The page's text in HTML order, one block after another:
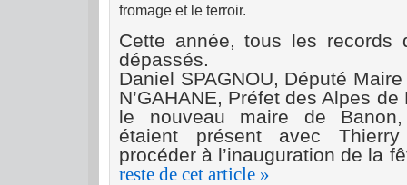
fromage et le terroir.
Cette année, tous les records
dépassés.
Daniel SPAGNOU, Député
N’GAHANE, Préfet des Alpes
le nouveau maire de Banon,
étaient présent avec Thierry
procéder à l’inauguration de la
reste de cet article »